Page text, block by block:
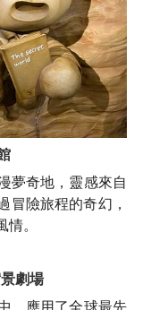
夢奇地，靈感來自
冒險旅程的奇幻，
。
劇場
，應用了全球最先